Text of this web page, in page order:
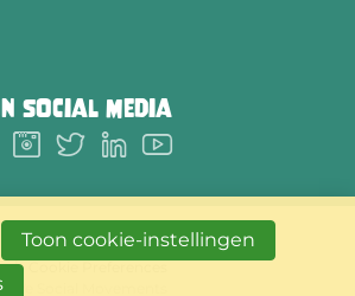
social media
Follow
us
Facebook
Follow
on
Instagram
Follow
us
on
Twitter
Follow
on
LinkedIn
Follow
on
Youtube
Cookie Preferences
We Social Movements
Toon cookie-instellingen